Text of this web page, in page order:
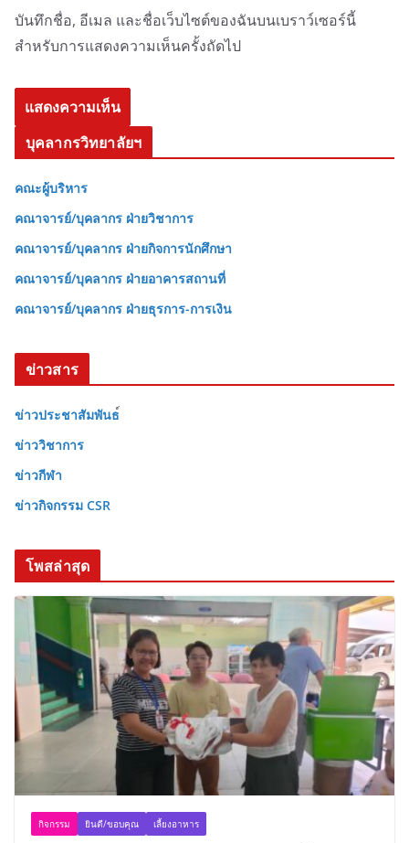
บันทึกชื่อ, อีเมล และชื่อเว็บไซต์ของฉันบนเบราว์เซอร์นี้
สำหรับการแสดงความเห็นครั้งถัดไป
บุคลากรวิทยาลัยฯ
คณะผู้บริหาร
คณาจารย์/บุคลากร ฝ่ายวิชาการ
คณาจารย์/บุคลากร ฝ่ายกิจการนักศึกษา
คณาจารย์/บุคลากร ฝ่ายอาคารสถานที่
คณาจารย์/บุคลากร ฝ่ายธุรการ-การเงิน
ข่าวสาร
ข่าวประชาสัมพันธ
ข่าววิชาการ
ข่าวกีฬา
ข่าวกิจกรรม CSR
โพสล่าสุด
กิจกรรม ยินดี/ขอบคุณ เลี้ยงอาหาร